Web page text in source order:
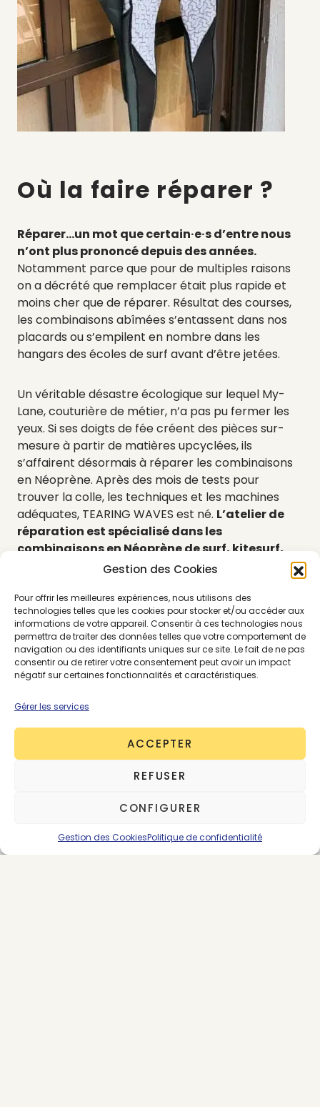
Gestion des Cookies
Pour offrir les meilleures expériences, nous utilisons des
technologies telles que les cookies pour stocker et/ou accéder aux
informations de votre appareil. Consentir à ces technologies nous
permettra de traiter des données telles que votre comportement de
navigation ou des identifiants uniques sur ce site. Le fait de ne pas
consentir ou de retirer votre consentement peut avoir un impact
négatif sur certaines fonctionnalités et caractéristiques.
Gérer les services
ACCEPTER
REFUSER
CONFIGURER
Gestion des CookiesPolitique de confidentialité
Où la faire réparer ?
Réparer…un mot que certain·e·s d’entre nous
n’ont plus prononcé depuis des années.
Notamment parce que pour de multiples raisons
on a décrété que remplacer était plus rapide et
moins cher que de réparer. Résultat des courses,
les combinaisons abîmées s’entassent dans nos
placards ou s’empilent en nombre dans les
hangars des écoles de surf avant d’être jetées.
Un véritable désastre écologique sur lequel My-
Lane, couturière de métier, n’a pas pu fermer les
yeux. Si ses doigts de fée créent des pièces sur-
mesure à partir de matières upcyclées, ils
s’affairent désormais à réparer les combinaisons
en Néoprène. Après des mois de tests pour
trouver la colle, les techniques et les machines
adéquates, TEARING WAVES est né. L’atelier de
réparation est spécialisé dans les
combinaisons en Néoprène de surf, kitesurf,
wakeboard, windsurf . Cette aventure, My-Lane
gagnant qui unit l’expertise d’une couturière de
métier et l’expérience d’un surfeur. Une réparation
de combinaison est comprise en moyenne entre
30 et 50 € avec un délai de 7 à 10 jours environ.
Pour la déposer, TEARING WAVES propose trois
options.
L’instagramTEARING WAVES